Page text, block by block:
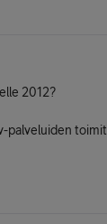
2012?
palveluiden